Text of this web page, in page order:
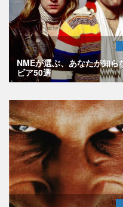
NMEが選ぶ、あなたが知ら
ビア50選